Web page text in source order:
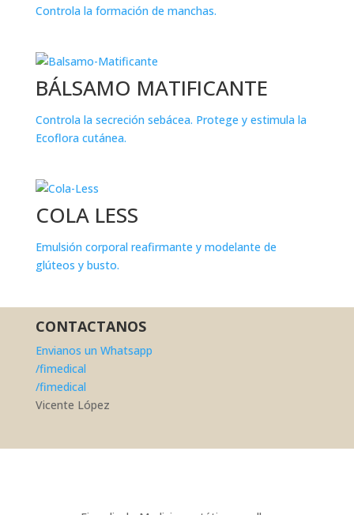
Controla la formación de manchas.
BÁLSAMO MATIFICANTE
Controla la secreción sebácea. Protege y estimula la
Ecoflora cutánea.
COLA LESS
Emulsión corporal reafirmante y modelante de
glúteos y busto.
CONTACTANOS
Envianos un Whatsapp
/fimedical
/fimedical
Vicente López